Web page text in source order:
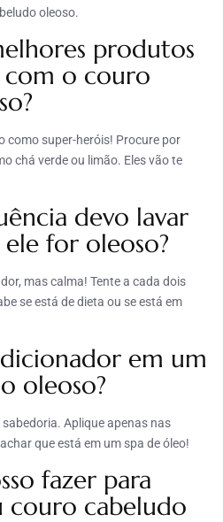
oleoso.
produtos
com o couro
como super-heróis! Procure por
chá verde ou limão. Eles vão te
devo lavar
for oleoso?
mas calma! Tente a cada dois
se está de dieta ou se está em
em um
oleoso?
Aplique apenas nas
que está em um spa de óleo!
fazer para
couro cabeludo